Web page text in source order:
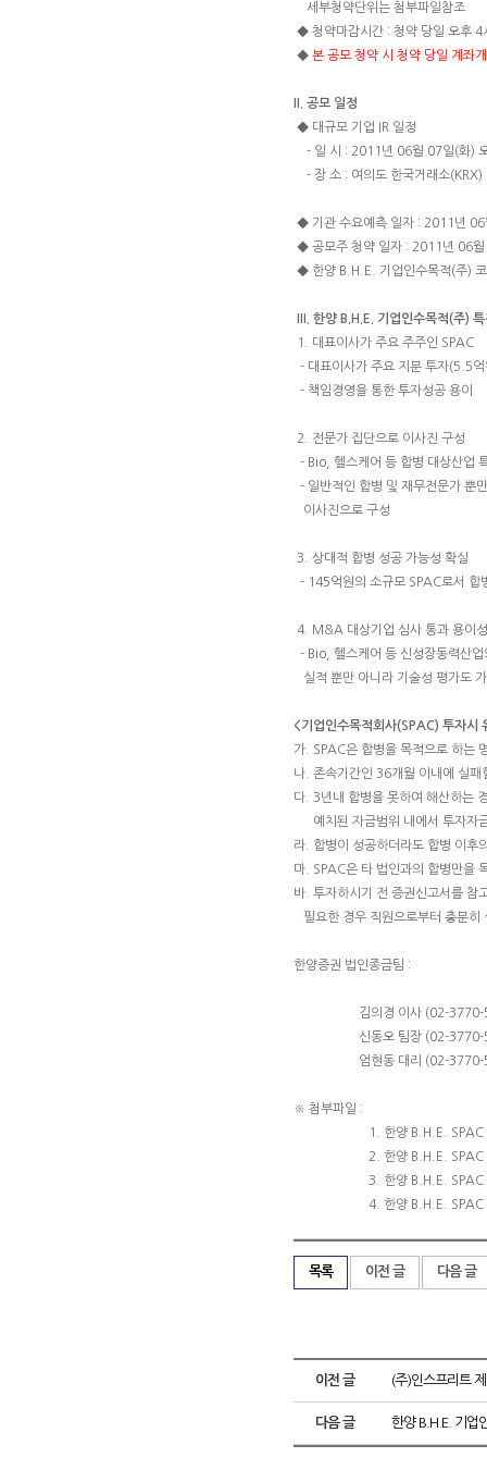
세부청약단위는 첨부파일참조
◆ 청약마감시간 : 청약 당일 오후 4
◆ 본 공모 청약 시 청약 당일 계좌
II. 공모 일정
◆ 대규모 기업 IR 일정
- 일 시 : 2011년 06월 07일(화)
- 장 소 : 여의도 한국거래소(KRX)
◆ 기관 수요예측 일자 : 2011년
◆ 공모주 청약 일자 : 2011년 06
◆ 한양 B.H.E. 기업인수목적(주)
III. 한양 B.H.E. 기업인수목적(주) 특
1. 대표이사가 주요 주주인 SPAC
- 대표이사가 주요 지분 투자(5.5
- 책임경영을 통한 투자성공 용이
2. 전문가 집단으로 이사진 구성
- Bio, 헬스케어 등 합병 대상산업
- 일반적인 합병 및 재무전문가 뿐
이사진으로 구성
3. 상대적 합병 성공 가능성 확실
- 145억원의 소규모 SPAC로서 합
4. M&A 대상기업 심사 통과 용이성
- Bio, 헬스케어 등 신성장동력산
실적 뿐만 아니라 기술성 평가도
<기업인수목적회사(SPAC) 투자시
가. SPAC은 합병을 목적으로 하는
나. 존속기간인 36개월 이내에 실
다. 3년내 합병을 못하여 해산하는
예치된 자금범위 내에서 투자자
라. 합병이 성공하더라도 합병 이후
마. SPAC은 타 법인과의 합병만을
바. 투자하시기 전 증권신고서를 참
필요한 경우 직원으로부터 충분히
한양증권 법인종금팀 :
김의경 이사 (02-3770-
신동오 팀장 (02-3770-
엄현동 대리 (02-3770-
※ 첨부파일 :
1. 한양 B.H.E. SPAC IR
2. 한양 B.H.E.
3. 한양 B.H.E. SPAC 청약
4. 한양 B.H.E. SPAC 공모
목록 이전 글 다음 글
이전 글 (주)인스프리트
다음 글 한양 B.H.E. 기업